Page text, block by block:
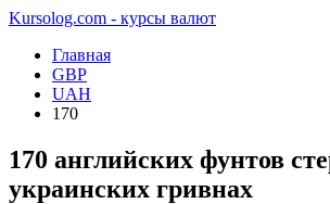
Kursolog.com - курсы валют
Главная
GBP
UAH
170
170 английских фунтов
украинских гривнах